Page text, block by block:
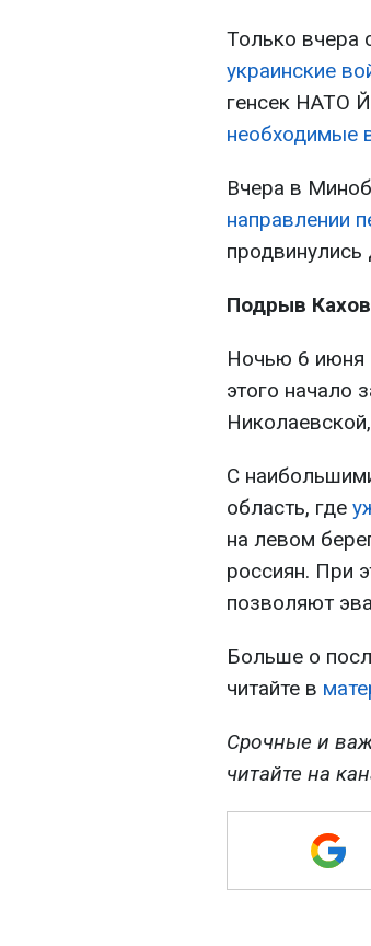
Только вчера
украинские
генсек НАТО
необходимые
Вчера в
направлении
продвинулись
Подрыв
Ночью 6 июня
этого начало
С
область, где
на левом
россиян. При
позволяют
Больше о
читайте в
Срочные и
читайте на